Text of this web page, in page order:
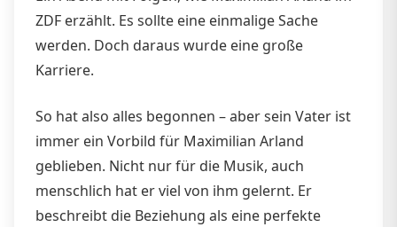
ZDF erzählt. Es sollte eine einmalige Sache
werden. Doch daraus wurde eine große
Karriere.
So hat also alles begonnen – aber sein Vater ist
immer ein Vorbild für Maximilian Arland
geblieben. Nicht nur für die Musik, auch
menschlich hat er viel von ihm gelernt. Er
beschreibt die Beziehung als eine perfekte